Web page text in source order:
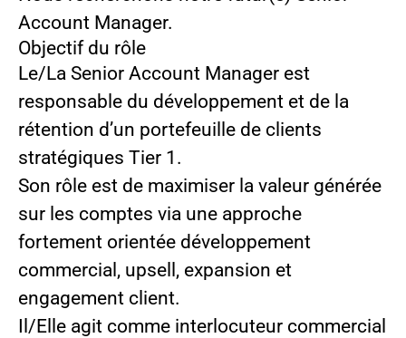
Account Manager.
Objectif du rôle
Le/La Senior Account Manager est
responsable du développement et de la
rétention d’un portefeuille de clients
stratégiques Tier 1.
Son rôle est de maximiser la valeur générée
sur les comptes via une approche
fortement orientée développement
commercial, upsell, expansion et
engagement client.
Il/Elle agit comme interlocuteur commercial